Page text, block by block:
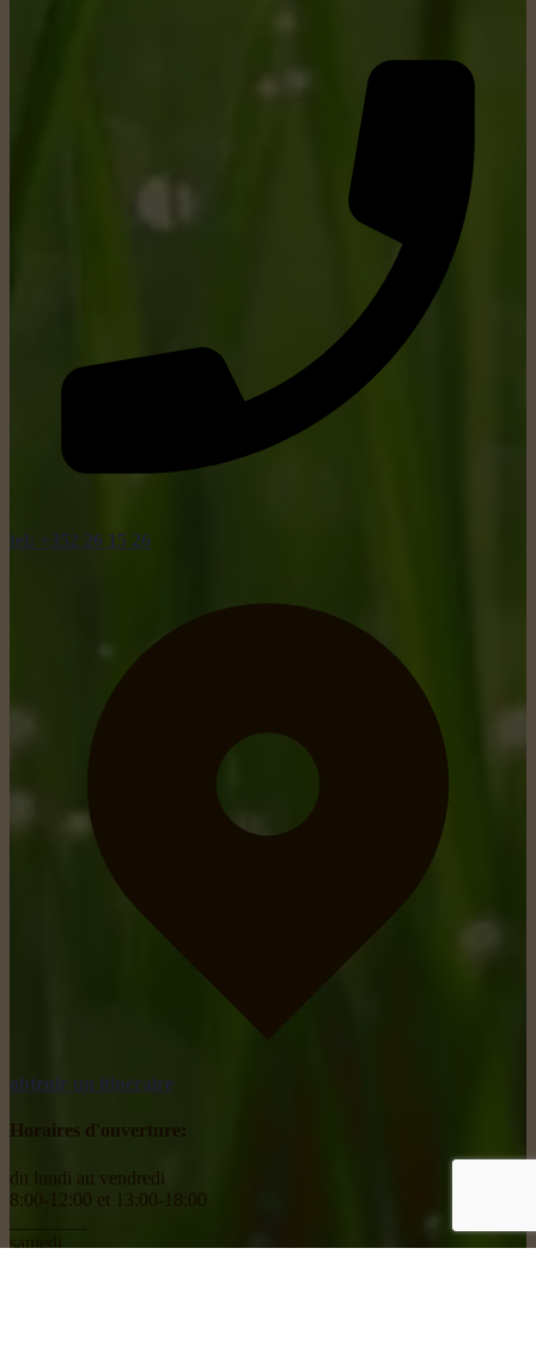
tel: +352 26 15 26
obtenir un itinéraire
Horaires d'ouverture:
du lundi au vendredi
8:00-12:00 et 13:00-18:00
samedi